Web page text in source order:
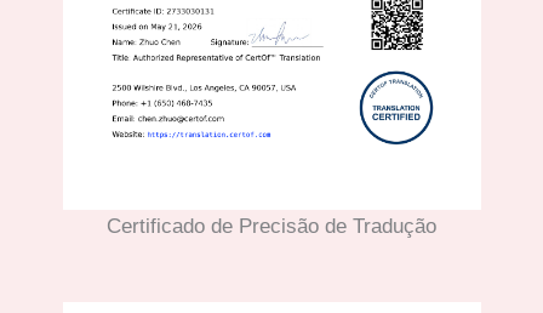
Certificado de Precisão de Tradução